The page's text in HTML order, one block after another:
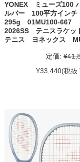
YONEX ミューズ100
ルバー 100平方インチ
295g 01MU100-667
2026SS テニスラケ
テニス ヨネックス
定価:
¥33,440(税抜